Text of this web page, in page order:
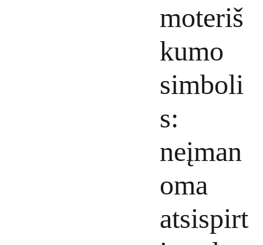
moteriš
kumo
simboli
s:
neįman
oma
atsispirt